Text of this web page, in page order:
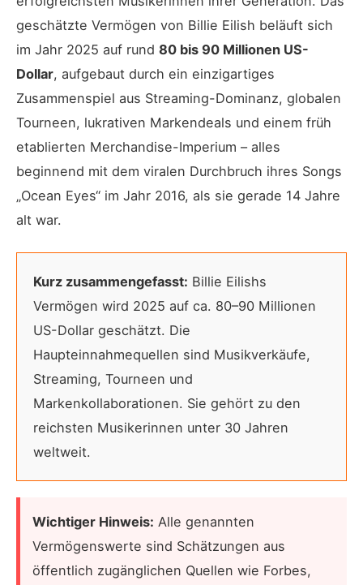
geschätzte Vermögen von Billie Eilish beläuft sich
im Jahr 2025 auf rund 80 bis 90 Millionen US-
Dollar, aufgebaut durch ein einzigartiges
Zusammenspiel aus Streaming-Dominanz, globalen
Tourneen, lukrativen Markendeals und einem früh
etablierten Merchandise-Imperium – alles
beginnend mit dem viralen Durchbruch ihres Songs
„Ocean Eyes“ im Jahr 2016, als sie gerade 14 Jahre
alt war.
Kurz zusammengefasst: Billie Eilishs
Vermögen wird 2025 auf ca. 80–90 Millionen
US-Dollar geschätzt. Die
Haupteinnahmequellen sind Musikverkäufe,
Streaming, Tourneen und
Markenkollaborationen. Sie gehört zu den
reichsten Musikerinnen unter 30 Jahren
weltweit.
Wichtiger Hinweis: Alle genannten
Vermögenswerte sind Schätzungen aus
öffentlich zugänglichen Quellen wie Forbes,